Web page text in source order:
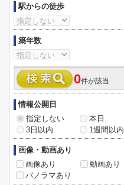
駅からの徒歩
築年数
0件が該当
情報公開日
指定しない
本日
3日以内
1週間以内
画像・動画あり
画像あり
動画あり
パノラマあり